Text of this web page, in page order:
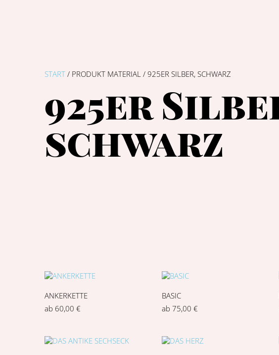
START/ PRODUKT MATERIAL / 925ER SILBER, SCHWARZ
925er
schwarz
ANKERKETTE
ab 60,00 €
BASIC
ab 75,00 €